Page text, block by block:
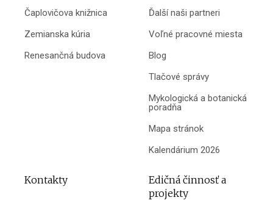
Čaplovičova knižnica
Zemianska kúria
Renesančná budova
Ďalší naši partneri
Voľné pracovné miesta
Blog
Tlačové správy
Mykologická a botanická
poradňa
Mapa stránok
Kalendárium 2026
Kontakty
Edičná činnosť a
projekty